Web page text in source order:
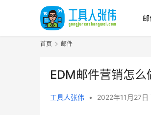
首页 邮件
EDM邮件营销怎
工具人张伟 • 2022年11月27日